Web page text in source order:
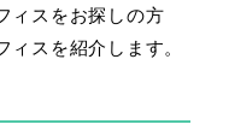
ィスをお探しの方
スを紹介します。